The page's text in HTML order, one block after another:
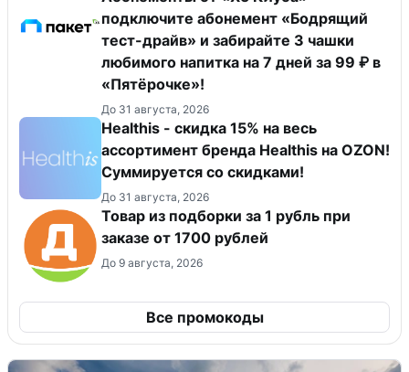
подключите абонемент «Бодрящий
тест-драйв» и забирайте 3 чашки
любимого напитка на 7 дней за 99 ₽ в
«Пятёрочке»!
До 31 августа, 2026
Healthis - скидка 15% на весь
ассортимент бренда Healthis на OZON!
Суммируется со скидками!
До 31 августа, 2026
Товар из подборки за 1 рубль при
заказе от 1700 рублей
До 9 августа, 2026
Все промокоды